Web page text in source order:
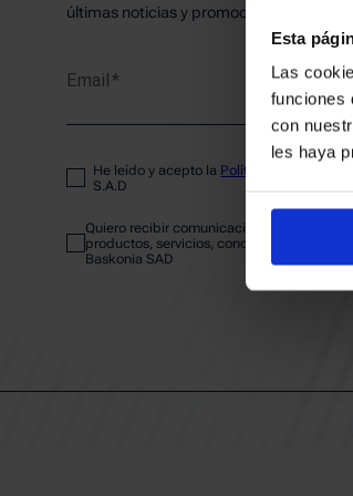
Esta
Las
funciones
con
les haya
últimas noticias y promociones del club.
Email
He leído y acepto la Política de privacidad
S.A.D
Quiero recibir comunicaciones
productos, servicios, concursos, ofertas y/
Baskonia SAD